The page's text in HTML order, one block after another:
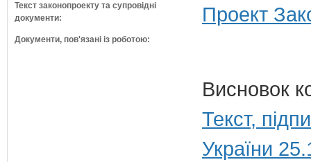
Текст законопроекту та супровідні
документи:
Проект
Документи, пов'язані із роботою:
Висновок
Текст,
України